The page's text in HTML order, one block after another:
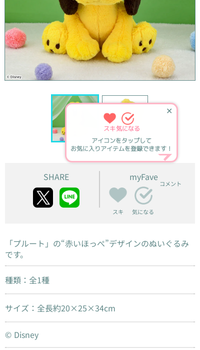
✕
スキ気になる
アイコンをタップして
お気に入りアイテムを登録できます！
SHARE myFave
スキ 気になる
コメント
「プルート」の“赤いほっぺ”デザインのぬいぐるみ
です。
種類：全1種
サイズ：全長約20×25×34cm
© Disney